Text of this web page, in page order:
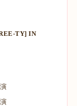
TY] IN